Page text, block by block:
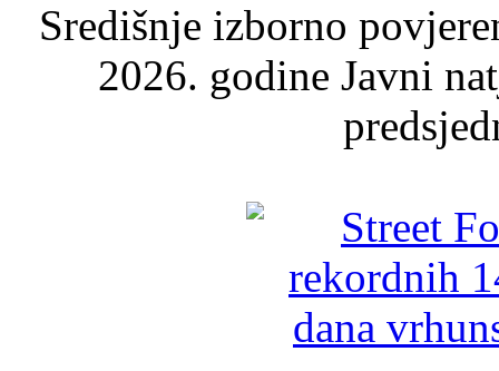
Središnje izborno
2026. godine Javni